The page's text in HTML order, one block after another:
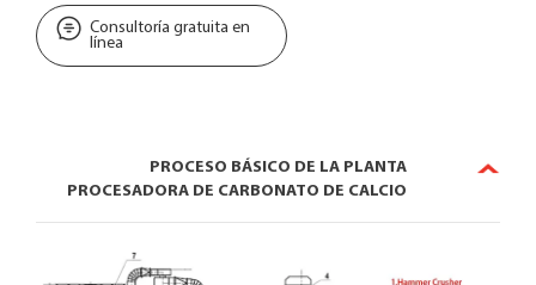
Consultoría gratuita en
línea
PROCESO BÁSICO DE LA PLANTA
PROCESADORA DE CARBONATO DE CALCIO